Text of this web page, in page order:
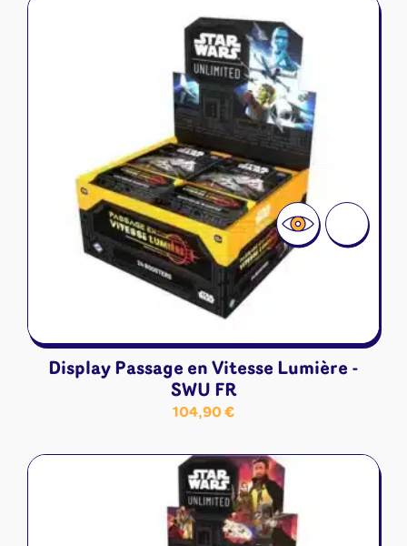
Display Passage en Vitesse Lumière -
SWU FR
104,90€